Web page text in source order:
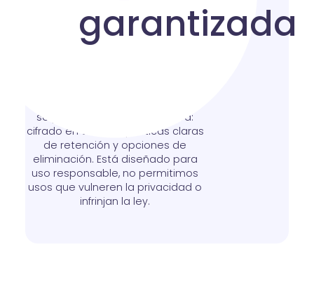
Privacidad y seguridad
se procesan de forma segura:
cifrado en tránsito, políticas claras
de retención y opciones de
eliminación. Está diseñado para
uso responsable, no permitimos
usos que vulneren la privacidad o
infrinjan la ley.